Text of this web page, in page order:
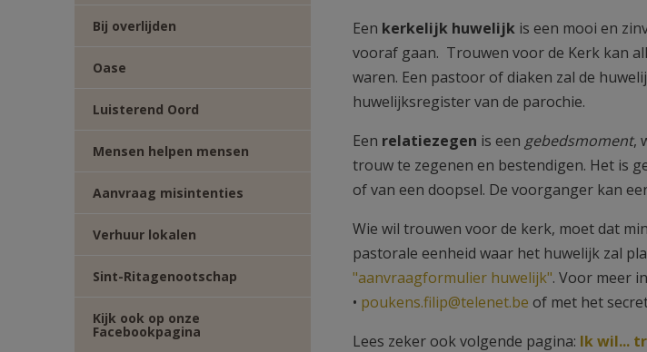
Bij overlijden
Oase
Luisterend Oord
Mensen helpen mensen
Aanvraag misintenties
Verhuur lokalen
Sint-Ritagenootschap
Kijk ook op onze
Facebookpagina
Een kerkelijk huwelijk is een mooi en
vooraf gaan. Trouwen voor de Kerk kan
waren. Een pastoor of diaken zal de
huwelijksregister van de parochie.
Een relatiezegen is een gebedsmoment,
trouw te zegenen en bestendigen. Het is
of van een doopsel. De voorganger kan
Wie wil trouwen voor de kerk, moet dat
pastorale eenheid waar het huwelijk zal
"aanvraagformulier huwelijk". Voor meer
• poukens.filip@telenet.be of met het
Lees zeker ook volgende pagina: Ik wil...